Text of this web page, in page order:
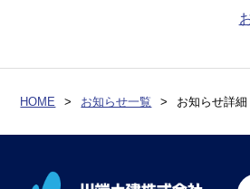
HOME > お知らせ一覧 > お知らせ詳細